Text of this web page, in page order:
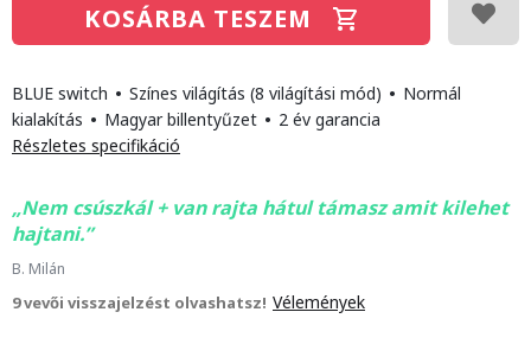
KOSÁRBA TESZEM
BLUE switch • Színes világítás (8 világítási mód) • Normál
kialakítás • Magyar billentyűzet • 2 év garancia
Részletes specifikáció
Nem csúszkál + van rajta hátul támasz amit kilehet
hajtani.
B. Milán
9 vevői visszajelzést olvashatsz! Vélemények